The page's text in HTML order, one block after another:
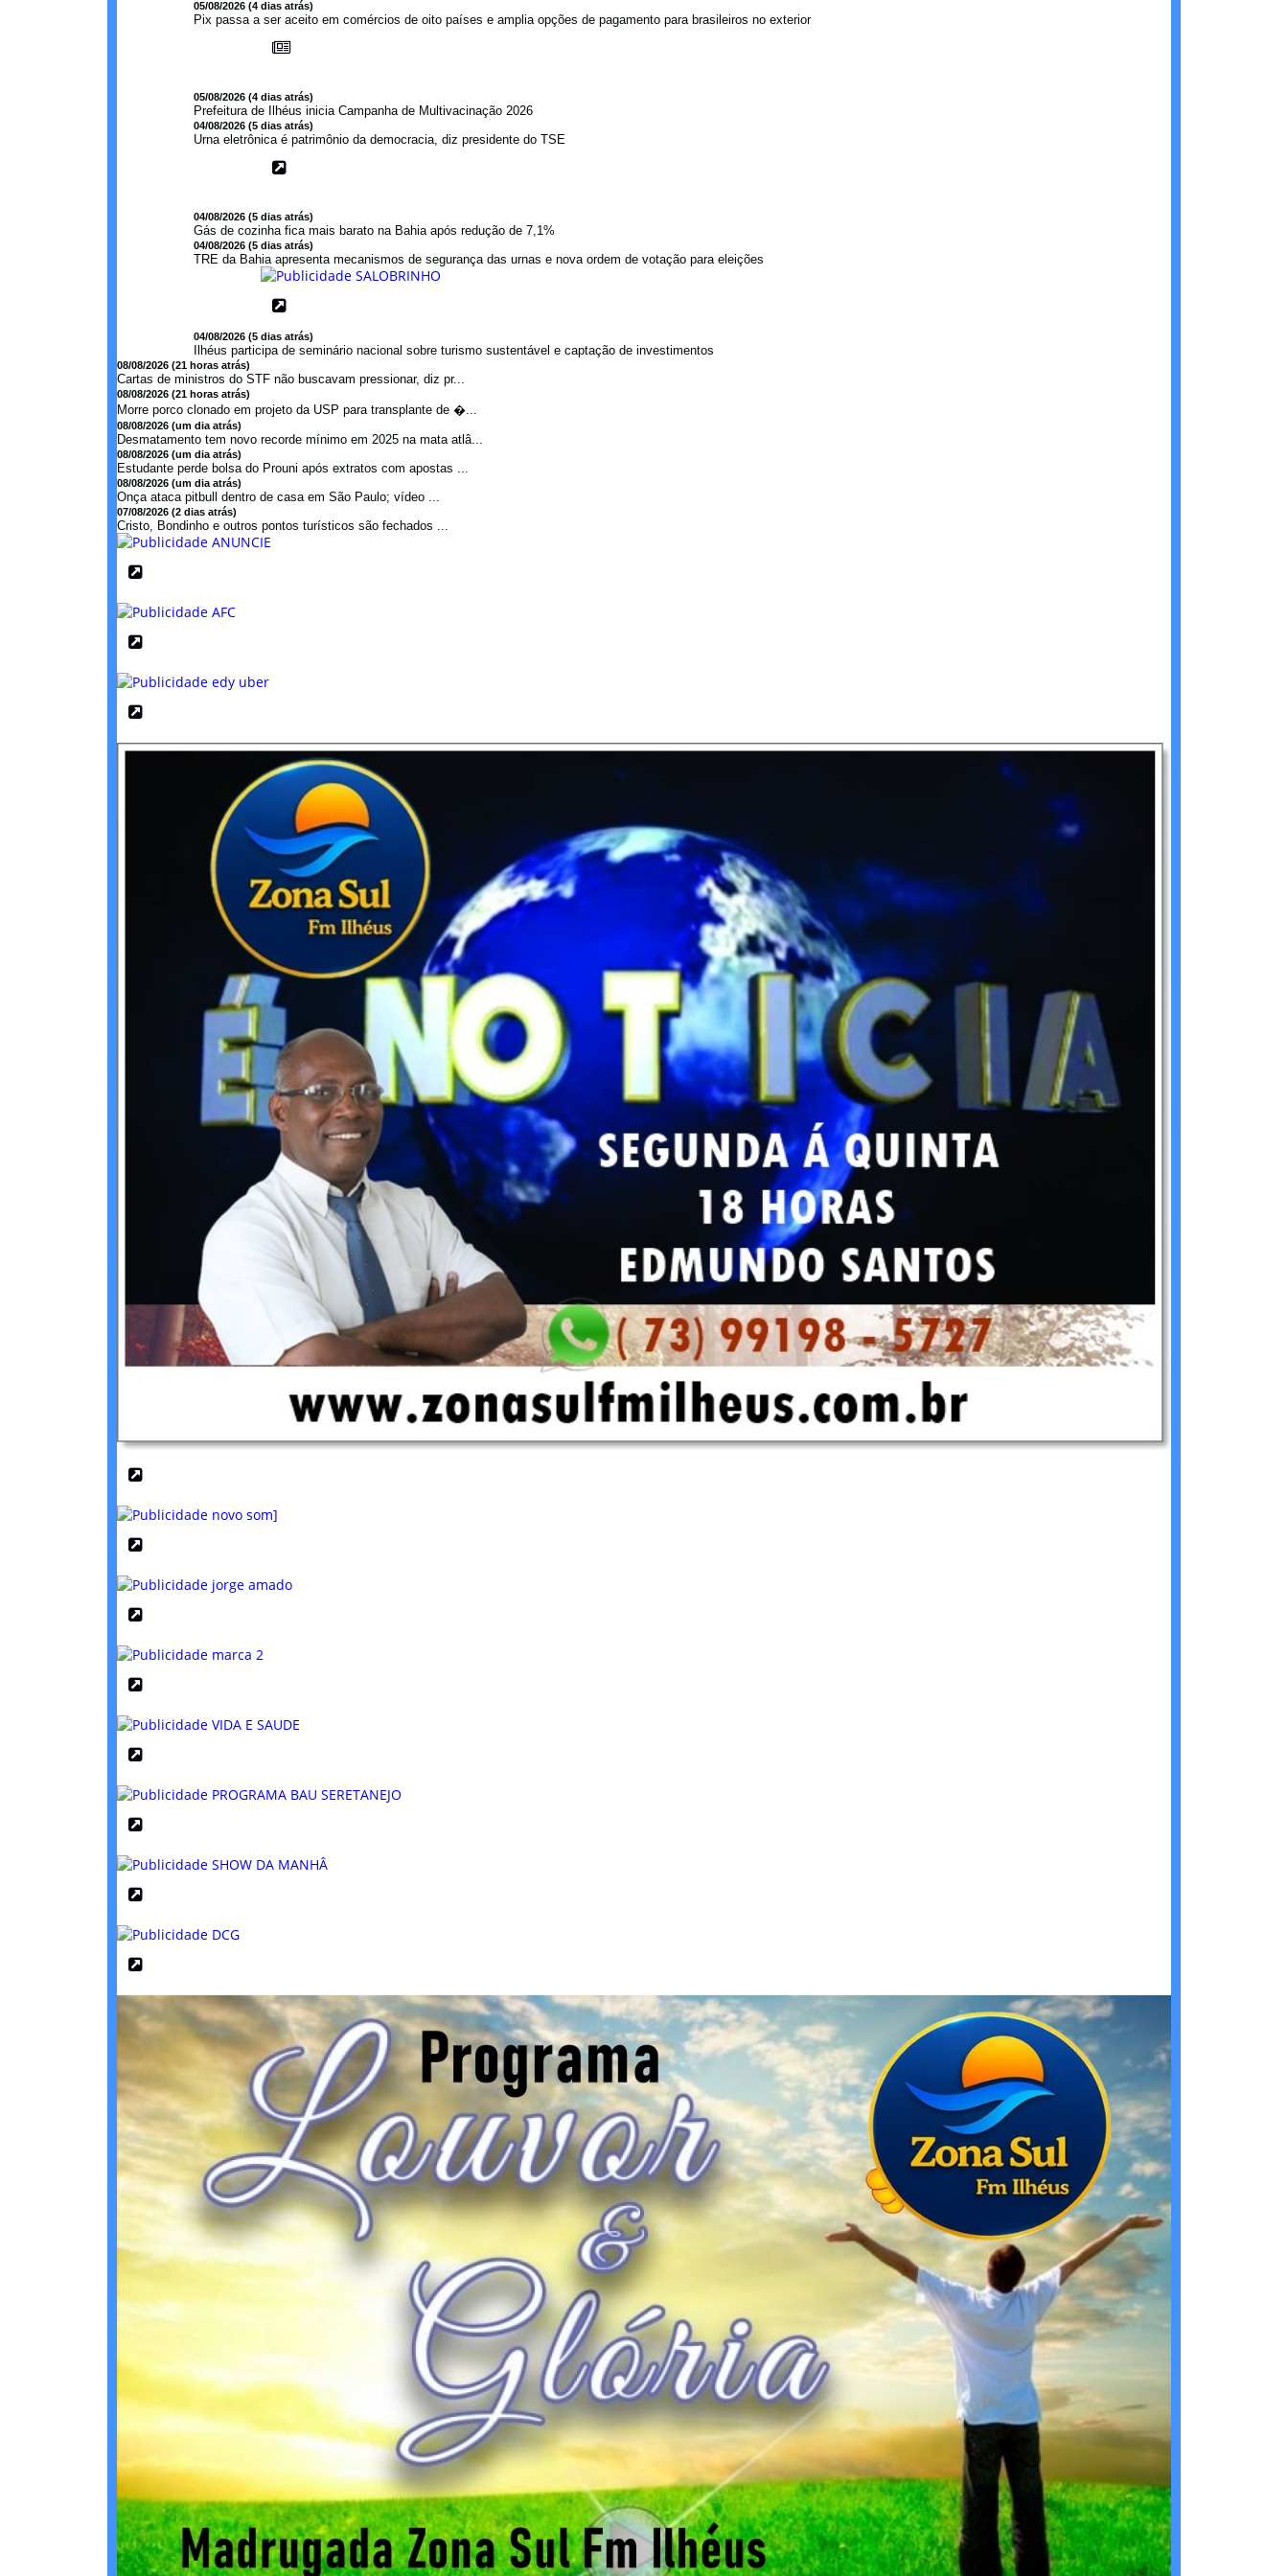
05/08/2026 (4 dias atrás)
Pix passa a ser aceito em comércios de oito países e amplia opções de pagamento para brasileiros no exterior
05/08/2026 (4 dias atrás)
Prefeitura de Ilhéus inicia Campanha de Multivacinação 2026
04/08/2026 (5 dias atrás)
Urna eletrônica é patrimônio da democracia, diz presidente do TSE
04/08/2026 (5 dias atrás)
Gás de cozinha fica mais barato na Bahia após redução de 7,1%
04/08/2026 (5 dias atrás)
TRE da Bahia apresenta mecanismos de segurança das urnas e nova ordem de votação para eleições
04/08/2026 (5 dias atrás)
Ilhéus participa de seminário nacional sobre turismo sustentável e captação de investimentos
08/08/2026 (21 horas atrás)
Cartas de ministros do STF não buscavam pressionar, diz pr...
08/08/2026 (21 horas atrás)
Morre porco clonado em projeto da USP para transplante de �...
08/08/2026 (um dia atrás)
Desmatamento tem novo recorde mínimo em 2025 na mata atlâ...
08/08/2026 (um dia atrás)
Estudante perde bolsa do Prouni após extratos com apostas ...
08/08/2026 (um dia atrás)
Onça ataca pitbull dentro de casa em São Paulo; vídeo ...
07/08/2026 (2 dias atrás)
Cristo, Bondinho e outros pontos turísticos são fechados ...